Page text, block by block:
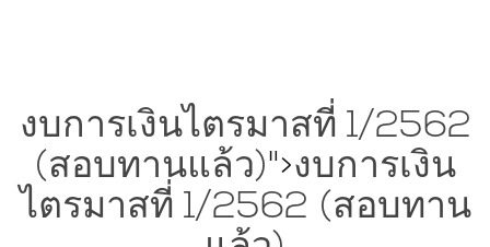
งบการเงินไตรมาสที่ 1/2562
(สอบทานแล้ว)">งบการเงิน
ไตรมาสที่ 1/2562 (สอบทาน